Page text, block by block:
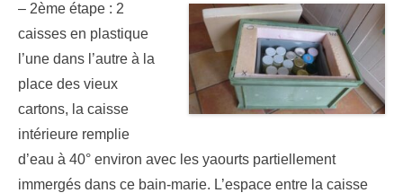
– 2ème étape : 2
caisses en plastique
l’une dans l’autre à la
place des vieux
cartons, la caisse
intérieure remplie
d’eau à 40° environ avec les yaourts partiellement
immergés dans ce bain-marie. L’espace entre la caisse